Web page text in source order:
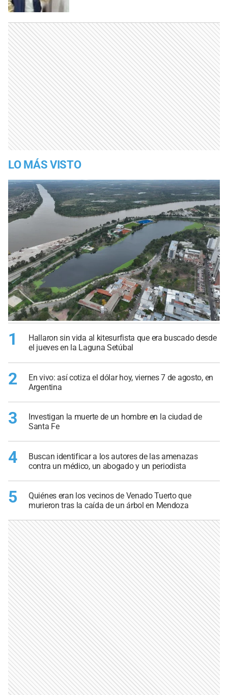
LO MÁS VISTO
1
Hallaron sin vida al kitesurfista que era buscado desde
el jueves en la Laguna Setúbal
2
En vivo: así cotiza el dólar hoy, viernes 7 de agosto, en
Argentina
3
Investigan la muerte de un hombre en la ciudad de
Santa Fe
4
Buscan identificar a los autores de las amenazas
contra un médico, un abogado y un periodista
5
Quiénes eran los vecinos de Venado Tuerto que
murieron tras la caída de un árbol en Mendoza